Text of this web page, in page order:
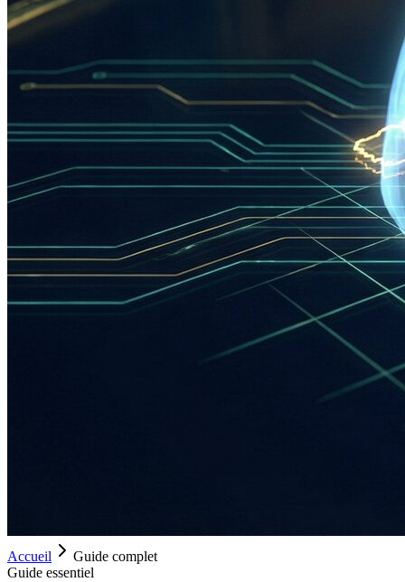
Accueil
Guide complet
Guide essentiel